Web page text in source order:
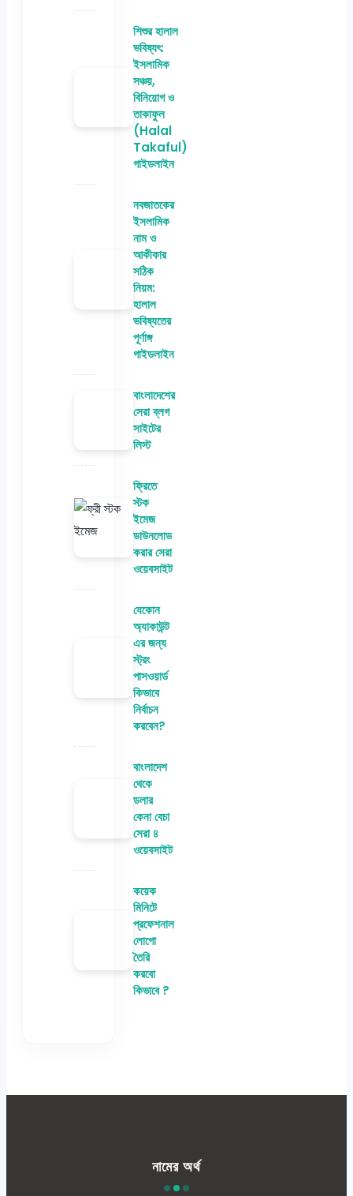
শিশুর হালাল
ভবিষ্যৎ:
ইসলামিক
সঞ্চয়,
বিনিয়োগ ও
তাকাফুল
(Halal
Takaful)
গাইডলাইন
নবজাতকের
ইসলামিক
নাম ও
আকীকার
সঠিক
নিয়ম:
হালাল
ভবিষ্যতের
পূর্ণাঙ্গ
গাইডলাইন
বাংলাদেশের
সেরা ব্লগ
সাইটের
লিস্ট
ফ্রিতে
স্টক
ইমেজ
ডাউনলোড
করার সেরা
ওয়েবসাইট
যেকোন
অ্যাকাউন্ট
এর জন্য
স্ট্রং
পাসওয়ার্ড
কিভাবে
নির্বাচন
করবেন?
বাংলাদেশ
থেকে
ডলার
কেনা বেচা
সেরা ৪
ওয়েবসাইট
কয়েক
মিনিটে
প্রফেশনাল
লোগো
তৈরি
করবো
কিভাবে ?
নামের অর্থ